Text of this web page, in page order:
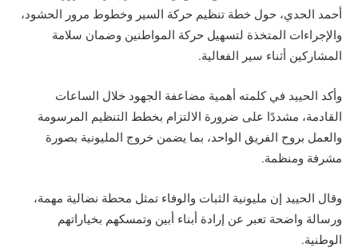
أحمد الحدي، حول خطة تنظيم حركة السير وخطوط مرور الحشود،
والإجراءات المتخذة لتسهيل حركة المواطنين وضمان سلامة
المشاركين أثناء سير الفعالية.
وأكد الحييد في كلمته أهمية مضاعفة الجهود خلال الساعات
القادمة، مشددًا على ضرورة الالتزام بخطط التنظيم المرسومة
والعمل بروح الفريق الواحد، بما يضمن خروج المليونية بصورة
مشرفة ومنظمة.
وقال الحييد إن مليونية الثبات والوفاء تمثل محطة نضالية مهمة،
ورسالة واضحة تعبر عن إرادة أبناء أبين وتمسكهم بخياراتهم
الوطنية.